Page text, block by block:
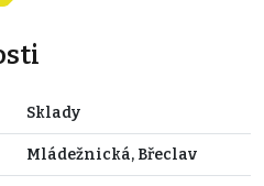
Sklady
Mládežnická, Břeclav